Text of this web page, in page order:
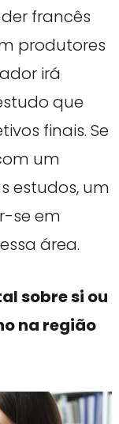
francês
produtores
irá
que
finais. Se
um
estudos, um
se em
área.
sobre si ou
na região